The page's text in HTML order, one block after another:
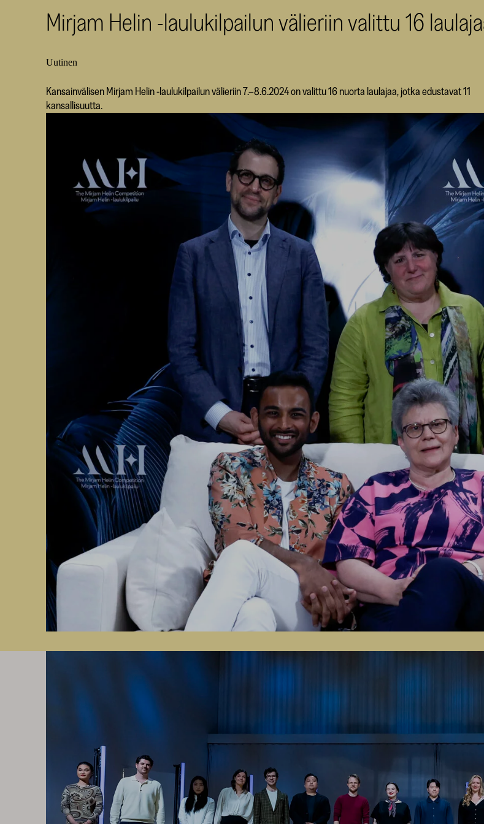
Mirjam Helin -laulukilpailun välieriin valittu 16
Uutinen
Kansainvälisen Mirjam Helin -laulukilpailun välieriin 7.–8.6.2024 on valittu 16 nuorta laulajaa, jotka edustavat 11
kansallisuutta.